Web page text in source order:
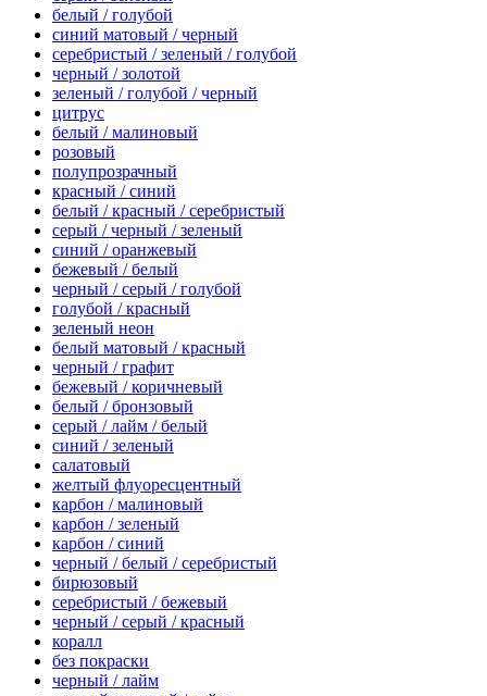
белый / голубой
синий матовый / черный
серебристый / зеленый / голубой
черный / золотой
зеленый / голубой / черный
цитрус
белый / малиновый
розовый
полупрозрачный
красный / синий
белый / красный / серебристый
серый / черный / зеленый
синий / оранжевый
бежевый / белый
черный / серый / голубой
голубой / красный
зеленый неон
белый матовый / красный
черный / графит
бежевый / коричневый
белый / бронзовый
серый / лайм / белый
синий / зеленый
салатовый
желтый флуоресцентный
карбон / малиновый
карбон / зеленый
карбон / синий
черный / белый / серебристый
бирюзовый
серебристый / бежевый
черный / серый / красный
коралл
без покраски
черный / лайм